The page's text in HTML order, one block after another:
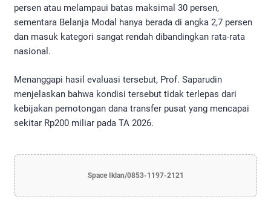
persen atau melampaui batas maksimal 30 persen,
sementara Belanja Modal hanya berada di angka 2,7 persen
dan masuk kategori sangat rendah dibandingkan rata-rata
nasional.
Menanggapi hasil evaluasi tersebut, Prof. Saparudin
menjelaskan bahwa kondisi tersebut tidak terlepas dari
kebijakan pemotongan dana transfer pusat yang mencapai
sekitar Rp200 miliar pada TA 2026.
Space Iklan/0853-1197-2121